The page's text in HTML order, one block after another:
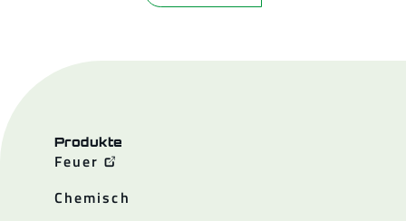
Produkte
Feuer
Chemisch